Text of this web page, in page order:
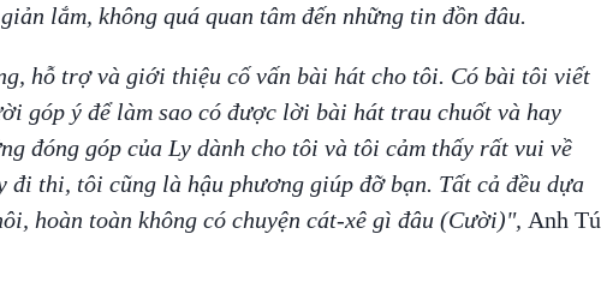
lắm, không quá quan tâm đến những tin đồn đâu.
hỗ trợ và giới thiệu cố vấn bài hát cho tôi. Có bài tôi viết
góp ý để làm sao có được lời bài hát trau chuốt và hay
đóng góp của Ly dành cho tôi và tôi cảm thấy rất vui về
đi thi, tôi cũng là hậu phương giúp đỡ bạn. Tất cả đều dựa
hoàn toàn không có chuyện cát-xê gì đâu (Cười)", Anh Tú